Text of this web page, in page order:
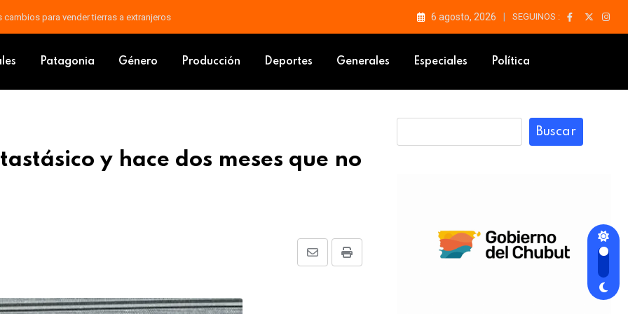
un frente frío avanza sobre Argentina 6 agosto, 2026 SEGUINOS :
Patagonia Género Producción Deportes Generales Especiales Política
y hace dos meses que no
Print
Share
Buscar